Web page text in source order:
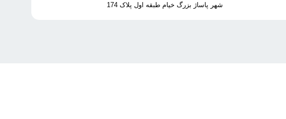
شهر پاساژ بزرگ خیام طبقه اول پلاک 174